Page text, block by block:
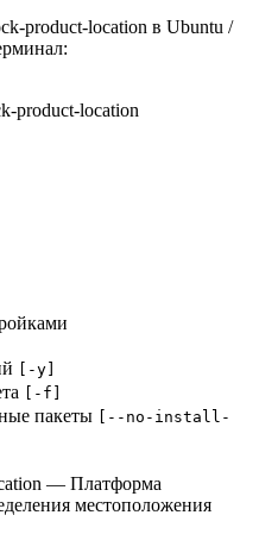
product-location в Ubuntu /
:
product-location
[-y]
[-f]
пакеты
[--no-install-